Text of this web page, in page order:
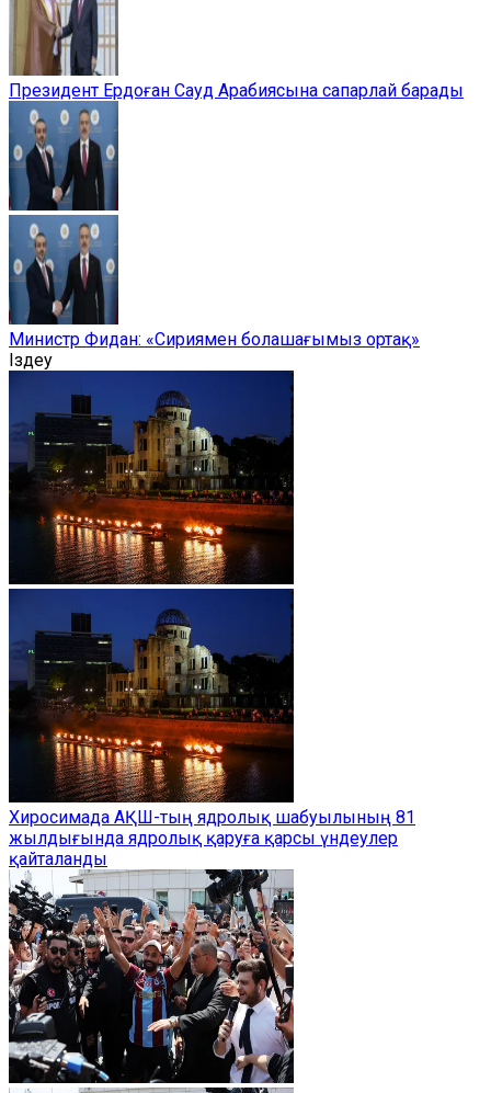
Президент Ердоған Сауд Арабиясына сапарлай барады
Министр Фидан: «Сириямен болашағымыз ортақ»
Іздеу
Хиросимада АҚШ-тың ядролық шабуылының 81
жылдығында ядролық қаруға қарсы үндеулер
қайталанды